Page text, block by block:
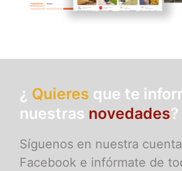
¿ Quieres que te
nuestras novedades?
Síguenos en nuestra
Facebook e infórmate de